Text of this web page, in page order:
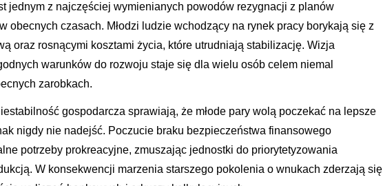
jednym z najczęściej wymienianych powodów rezygnacji z planów
obecnych czasach. Młodzi ludzie wchodzący na rynek pracy borykają się z
oraz rosnącymi kosztami życia, które utrudniają stabilizację. Wizja
warunków do rozwoju staje się dla wielu osób celem niemal
zarobkach.
gospodarcza sprawiają, że młode pary wolą poczekać na lepsze
nigdy nie nadejść. Poczucie braku bezpieczeństwa finansowego
potrzeby prokreacyjne, zmuszając jednostki do priorytetyzowania
W konsekwencji marzenia starszego pokolenia o wnukach zderzają się